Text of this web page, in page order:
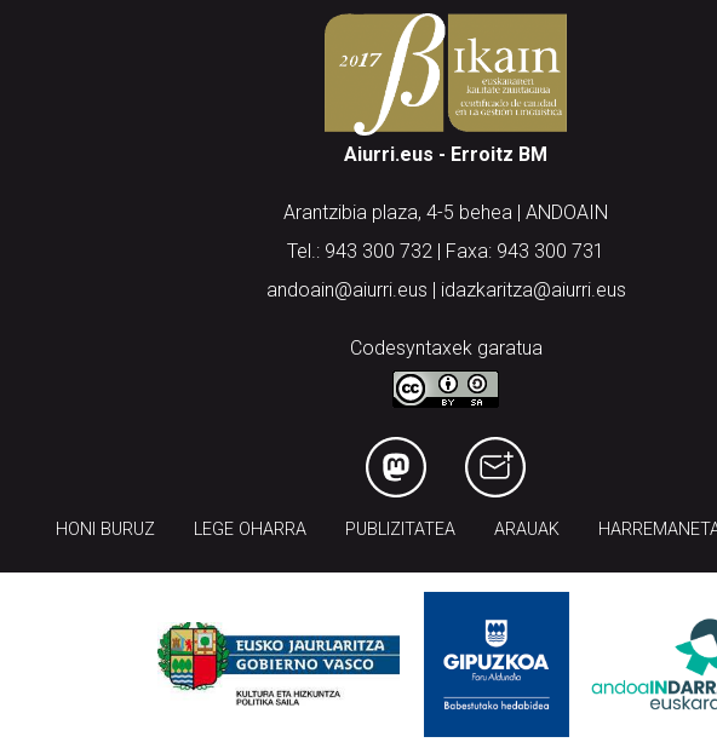
Aiurri.eus - Erroitz BM
Arantzibia plaza, 4-5 behea | ANDOAIN
Tel.: 943 300 732 | Faxa: 943 300 731
andoain@aiurri.eus | idazkaritza@aiurri.eus
Codesyntaxek garatua
HONI BURUZ LEGE OHARRA PUBLIZITATEA ARAUAK